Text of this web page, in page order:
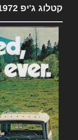
קטלוג ג'יפ 1972